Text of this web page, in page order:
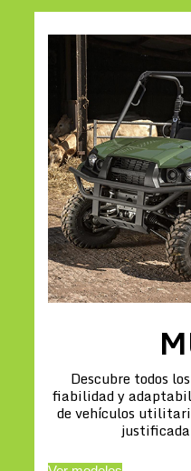
Descubre todos
fiabilidad y
de vehículos